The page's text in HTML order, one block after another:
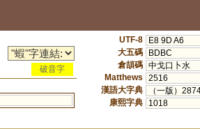
破音字
UTF-8
E8 9D A6
大五碼
BDBC
倉頡碼 中戈口卜水
Matthews
2516
漢語大字典
（一版）
康熙字典
1018